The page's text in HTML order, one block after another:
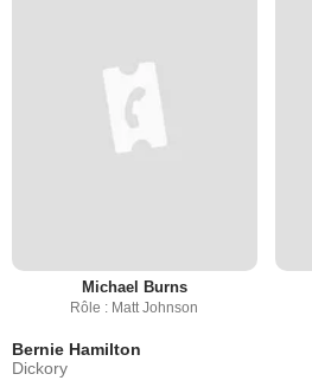
Michael Burns
Rôle : Matt Johnson
Bernie Hamilton
Dickory